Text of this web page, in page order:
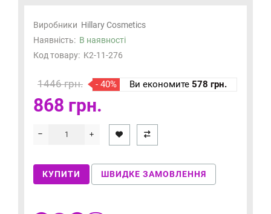
Виробники Hillary Cosmetics
Наявність: В наявності
Код товару: K2-11-276
1446 грн. - 40% Ви економите 578 грн.
868 грн.
КУПИТИ ШВИДКЕ ЗАМОВЛЕННЯ